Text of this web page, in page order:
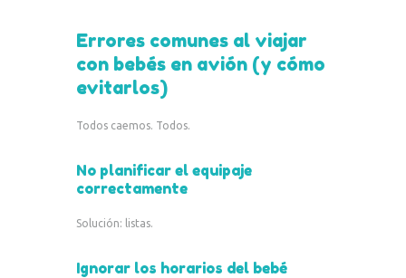
Errores comunes al viajar
con bebés en avión (y cómo
evitarlos)
Todos caemos. Todos.
No planificar el equipaje
correctamente
Solución: listas.
Ignorar los horarios del bebé